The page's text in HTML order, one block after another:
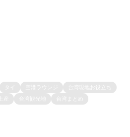
タイ 空港ラウンジ